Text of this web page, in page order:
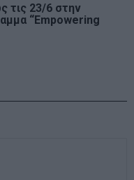
τις 23/6 στην
“Empowering